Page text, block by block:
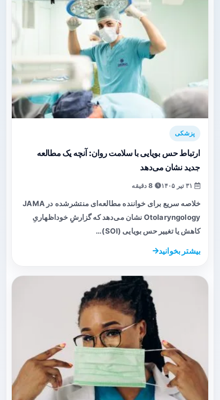
پزشکی
ارتباط حس بویایی با سلامت روان: آنچه یک مطالعه
جدید نشان می‌دهد
خلاصه سریع برای خواننده مطالعه‌ای منتشرشده در JAMA
Otolaryngology نشان می‌دهد که گزارشِ خوداظهاریِ
کاهش یا تغییر حس بویایی (SOI)…
بیشتر بخوانید